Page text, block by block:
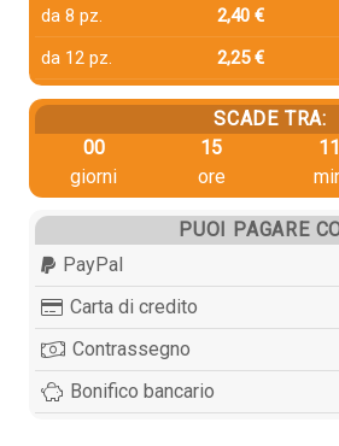
da 8 pz.
2,40 €
da 12 pz.
2,25 €
SCADE TRA:
00
giorni
15
ore
11
PUOI PAGARE
PayPal
Carta di credito
Contrassegno
Bonifico bancario